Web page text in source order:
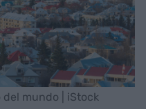
del mundo | iStock